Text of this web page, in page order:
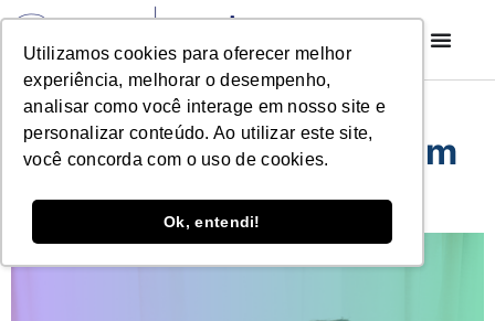
Utilizamos cookies para oferecer melhor
experiência, melhorar o desempenho,
analisar como você interage em nosso site e
personalizar conteúdo. Ao utilizar este site,
você concorda com o uso de cookies.
Ok, entendi!
Dia dos Pais: descubra
dados sobre produtos em
alta no mercado online